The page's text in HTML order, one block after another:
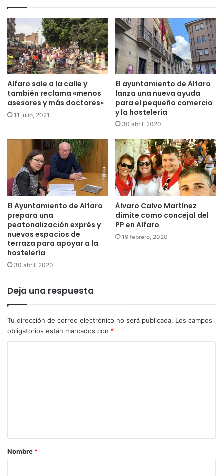
Alfaro sale a la calle y
también reclama «menos
asesores y más doctores»
11 julio, 2021
El ayuntamiento de Alfaro
lanza una nueva ayuda
para el pequeño comercio
y la hostelería
30 abril, 2020
El Ayuntamiento de Alfaro
prepara una
peatonalización exprés y
nuevos espacios de
terraza para apoyar a la
hostelería
30 abril, 2020
Álvaro Calvo Martínez
dimite como concejal del
PP en Alfaro
19 febrero, 2020
Deja una respuesta
Tu dirección de correo electrónico no será publicada. Los campos
obligatorios están marcados con *
Nombre *